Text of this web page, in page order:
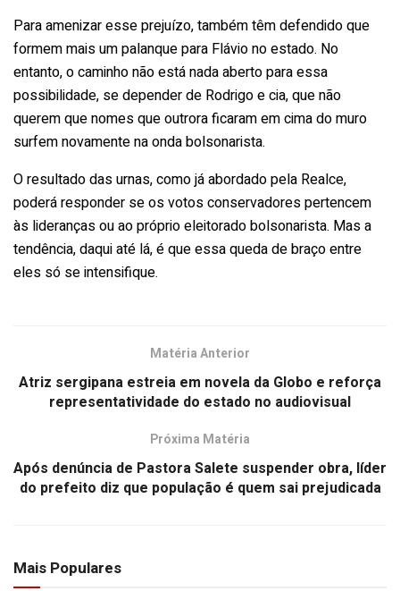
Para amenizar esse prejuízo, também têm defendido que
formem mais um palanque para Flávio no estado. No
entanto, o caminho não está nada aberto para essa
possibilidade, se depender de Rodrigo e cia, que não
querem que nomes que outrora ficaram em cima do muro
surfem novamente na onda bolsonarista.
O resultado das urnas, como já abordado pela Realce,
poderá responder se os votos conservadores pertencem
às lideranças ou ao próprio eleitorado bolsonarista. Mas a
tendência, daqui até lá, é que essa queda de braço entre
eles só se intensifique.
Matéria Anterior
Atriz sergipana estreia em novela da Globo e reforça
representatividade do estado no audiovisual
Próxima Matéria
Após denúncia de Pastora Salete suspender obra, líder
do prefeito diz que população é quem sai prejudicada
Mais Populares